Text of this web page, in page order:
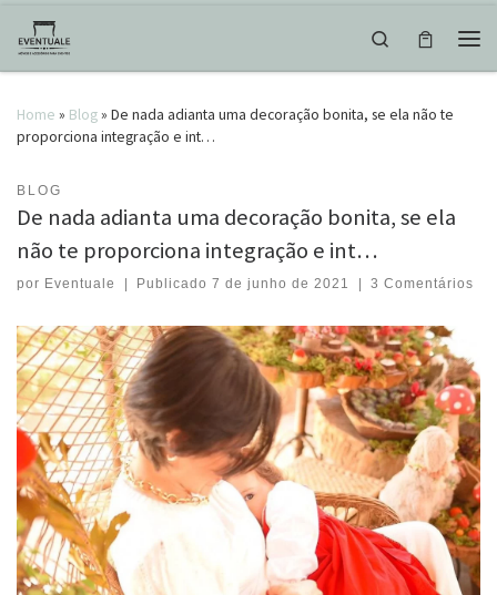
Skip to content
Search
Home » Blog» De nada adianta uma decoração bonita, se ela não te
proporciona integração e int…
BLOG
De nada adianta uma decoração bonita, se ela
não te proporciona integração e int…
por Eventuale Publicado7 de junho de 2021 3 Comentários